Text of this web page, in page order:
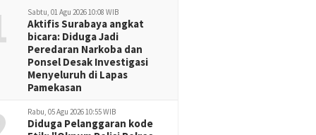
Sabtu, 01 Agu 2026 10:08 WIB
Aktifis Surabaya angkat
bicara: Diduga Jadi
Peredaran Narkoba dan
Ponsel Desak Investigasi
Menyeluruh di Lapas
Pamekasan
Rabu, 05 Agu 2026 10:55 WIB
Diduga Pelanggaran kode